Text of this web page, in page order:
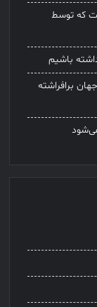
که توسط
باشیم
برافراشته